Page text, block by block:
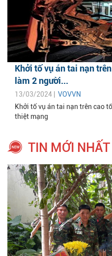
Khởi tố vụ án tai nạn
làm 2 người...
13/03/2024 | VOVVN
Khởi tố vụ án tai nạn trên cao
thiệt mạng
TIN MỚI NHẤT